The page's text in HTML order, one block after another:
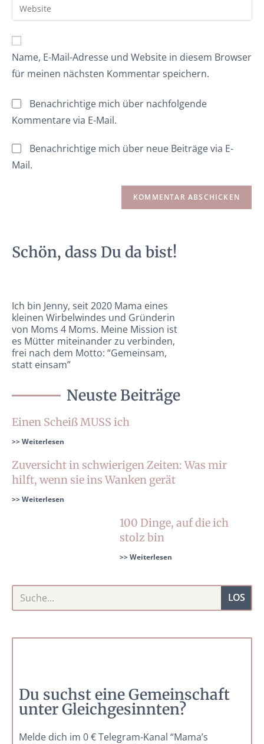
Name, E-Mail-Adresse und Website in diesem Browser
für meinen nächsten Kommentar speichern.
Benachrichtige mich über nachfolgende
Kommentare via E-Mail.
Benachrichtige mich über neue Beiträge via E-
Mail.
Schön, dass Du da bist!
Ich bin Jenny, seit 2020 Mama eines
kleinen Wirbelwindes und Gründerin
von Moms 4 Moms. Meine Mission ist
es Mütter miteinander zu verbinden,
frei nach dem Motto: “Gemeinsam,
statt einsam”
Neuste Beiträge
Einen Scheiß MUSS ich
>> Weiterlesen
Zuversicht in schwierigen Zeiten: Was mir
hilft, wenn sie ins Wanken gerät
>> Weiterlesen
100 Dinge, auf die ich
stolz bin
>> Weiterlesen
LOS
Du suchst eine Gemeinschaft
unter Gleichgesinnten?
Melde dich im 0 € Telegram-Kanal “Mama’s